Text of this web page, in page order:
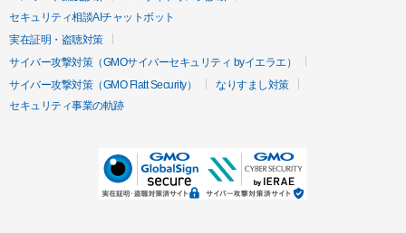
セキュリティ相談AIチャットボット
実在証明・盗聴対策
サイバー攻撃対策（GMOサイバーセキュリティ byイエラエ）
サイバー攻撃対策（GMO Flatt Security）
なりすまし対策
セキュリティ事業の軌跡